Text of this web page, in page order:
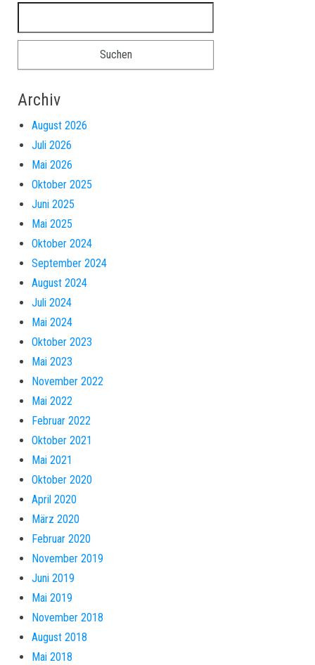
Archiv
August 2026
Juli 2026
Mai 2026
Oktober 2025
Juni 2025
Mai 2025
Oktober 2024
September 2024
August 2024
Juli 2024
Mai 2024
Oktober 2023
Mai 2023
November 2022
Mai 2022
Februar 2022
Oktober 2021
Mai 2021
Oktober 2020
April 2020
März 2020
Februar 2020
November 2019
Juni 2019
Mai 2019
November 2018
August 2018
Mai 2018